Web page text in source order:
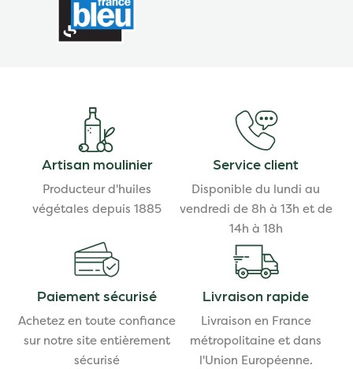
Artisan moulinier
Producteur d'huiles
végétales depuis 1885
Service client
Disponible du lundi au
vendredi de 8h à 13h et de
14h à 18h
Paiement sécurisé
Achetez en toute confiance
sur notre site entièrement
sécurisé
Livraison rapide
Livraison en France
métropolitaine et dans
l'Union Européenne.